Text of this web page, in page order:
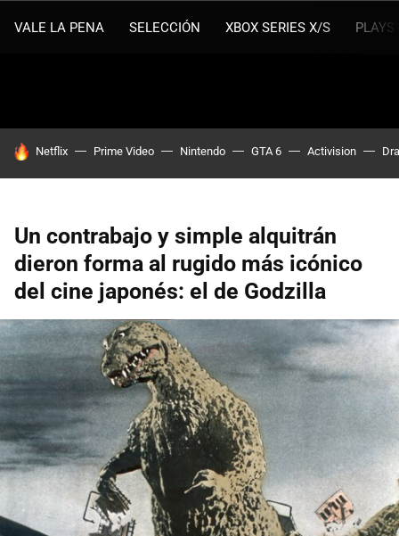
VALE LA PENA SELECCIÓN XBOX SERIES X/S
HOY SE HABLA DE
Netflix Prime Video Nintendo GTA 6 Activision
Un contrabajo y simple alquitrán
dieron forma al rugido más icónico
del cine japonés: el de Godzilla